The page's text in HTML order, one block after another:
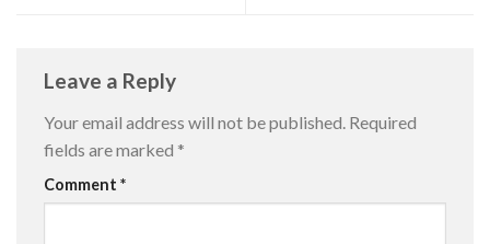
Leave a Reply
Your email address will not be published. Required
fields are marked *
Comment *